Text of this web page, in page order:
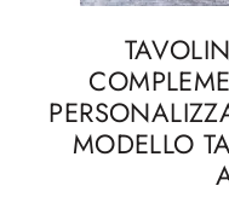
MODELLO